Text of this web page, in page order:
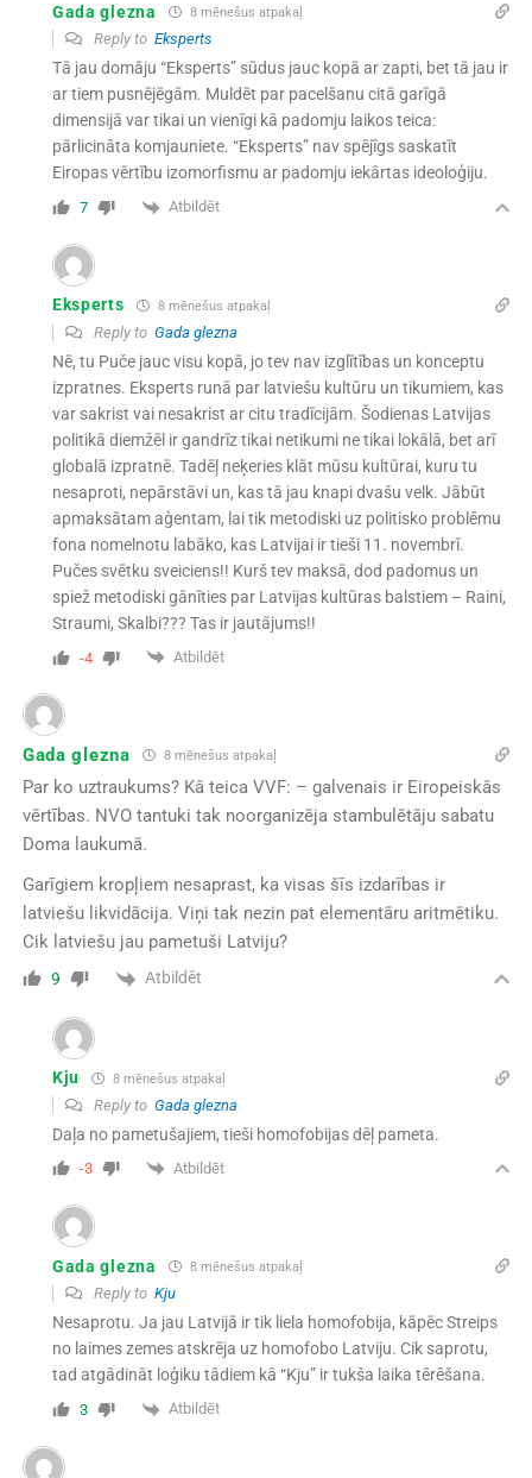
Gada glezna 8 mēnešus atpakaļ
Reply to Eksperts
Tā jau domāju “Eksperts” sūdus jauc kopā ar zapti, bet tā jau ir
ar tiem pusnējēgām. Muldēt par pacelšanu citā garīgā
dimensijā var tikai un vienīgi kā padomju laikos teica:
pārlicināta komjauniete. “Eksperts” nav spējīgs saskatīt
Eiropas vērtību izomorfismu ar padomju iekārtas ideoloģiju.
7 Atbildēt
Eksperts 8 mēnešus atpakaļ
Reply to Gada glezna
Nē, tu Puče jauc visu kopā, jo tev nav izglītības un konceptu
izpratnes. Eksperts runā par latviešu kultūru un tikumiem, kas
var sakrist vai nesakrist ar citu tradīcijām. Šodienas Latvijas
politikā diemžēl ir gandrīz tikai netikumi ne tikai lokālā, bet arī
globalā izpratnē. Tadēļ neķeries klāt mūsu kultūrai, kuru tu
nesaproti, nepārstāvi un, kas tā jau knapi dvašu velk. Jābūt
apmaksātam aģentam, lai tik metodiski uz politisko problēmu
fona nomelnotu labāko, kas Latvijai ir tieši 11. novembrī.
Pučes svētku sveiciens!! Kurš tev maksā, dod padomus un
spiež metodiski gānīties par Latvijas kultūras balstiem – Raini,
Straumi, Skalbi??? Tas ir jautājums!!
-4 Atbildēt
Gada glezna 8 mēnešus atpakaļ
Par ko uztraukums? Kā teica VVF: – galvenais ir Eiropeiskās
vērtības. NVO tantuki tak noorganizēja stambulētāju sabatu
Doma laukumā.
Garīgiem kropļiem nesaprast, ka visas šīs izdarības ir
latviešu likvidācija. Viņi tak nezin pat elementāru aritmētiku.
Cik latviešu jau pametuši Latviju?
9 Atbildēt
Kju 8 mēnešus atpakaļ
Reply to Gada glezna
Daļa no pametušajiem, tieši homofobijas dēļ pameta.
-3 Atbildēt
Gada glezna 8 mēnešus atpakaļ
Reply to Kju
Nesaprotu. Ja jau Latvijā ir tik liela homofobija, kāpēc Streips
no laimes zemes atskrēja uz homofobo Latviju. Cik saprotu,
tad atgādināt loģiku tādiem kā “Kju” ir tukša laika tērēšana.
3 Atbildēt